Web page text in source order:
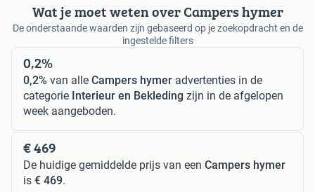
Wat je moet weten over Campers hymer
De onderstaande waarden zijn gebaseerd op je zoekopdracht en de
ingestelde filters
0,2%
0,2% van alle Campers hymer advertenties in de
categorie Interieur en Bekleding zijn in de afgelopen
week aangeboden.
€ 469
De huidige gemiddelde prijs van een Campers hymer
is € 469.